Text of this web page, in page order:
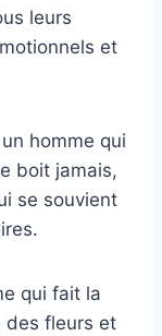
leurs
et
homme qui
boit jamais,
se souvient
qui fait la
des fleurs et